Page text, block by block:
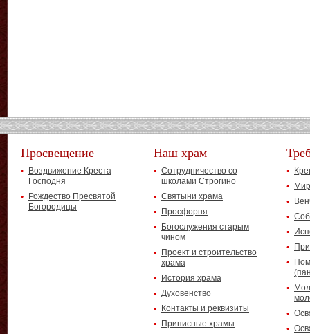
Просвещение
Воздвижение Креста
Господня
Рождество Пресвятой
Богородицы
Наш храм
Сотрудничество со
школами Строгино
Святыни храма
Просфорня
Богослужения старым
чином
Проект и строительство
храма
История храма
Духовенство
Контакты и реквизиты
Приписные храмы